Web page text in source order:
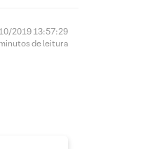
2019 13:57:29
de leitura